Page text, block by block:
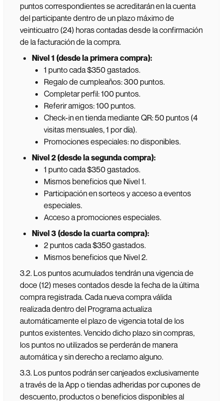
puntos correspondientes se acreditarán en la cuenta
del participante dentro de un plazo máximo de
veinticuatro (24) horas contadas desde la confirmación
de la facturación de la compra.
Nivel 1 (desde la primera compra):
1 punto cada $350 gastados.
Regalo de cumpleaños: 300 puntos.
Completar perfil: 100 puntos.
Referir amigos: 100 puntos.
Check-in en tienda mediante QR: 50 puntos (4
visitas mensuales, 1 por día).
Promociones especiales: no disponibles.
Nivel 2 (desde la segunda compra):
1 punto cada $350 gastados.
Mismos beneficios que Nivel 1.
Participación en sorteos y acceso a eventos
especiales.
Acceso a promociones especiales.
Nivel 3 (desde la cuarta compra):
2 puntos cada $350 gastados.
Mismos beneficios que Nivel 2.
3.2. Los puntos acumulados tendrán una vigencia de
doce (12) meses contados desde la fecha de la última
compra registrada. Cada nueva compra válida
realizada dentro del Programa actualiza
automáticamente el plazo de vigencia total de los
puntos existentes. Vencido dicho plazo sin compras,
los puntos no utilizados se perderán de manera
automática y sin derecho a reclamo alguno.
3.3. Los puntos podrán ser canjeados exclusivamente
a través de la App o tiendas adheridas por cupones de
descuento, productos o beneficios disponibles al